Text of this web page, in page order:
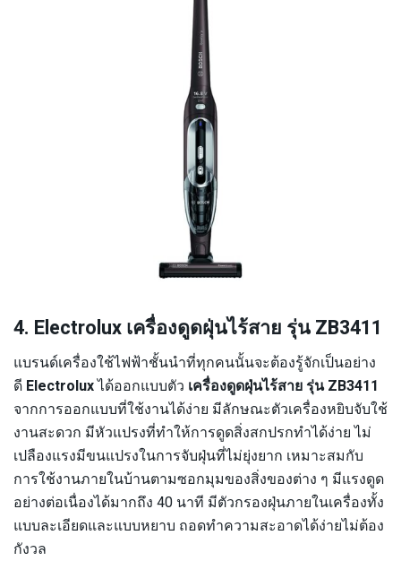
4. Electrolux เครื่องดูดฝุ่นไร้สาย รุ่น ZB3411
แบรนด์เครื่องใช้ไฟฟ้าชั้นนำที่ทุกคนนั้นจะต้องรู้จักเป็นอย่าง
ดี Electroluxได้ออกแบบตัว เครื่องดูดฝุ่นไร้สาย รุ่น ZB3411
จากการออกแบบที่ใช้งานได้ง่าย มีลักษณะตัวเครื่องหยิบจับใช้
งานสะดวก มีหัวแปรงที่ทำให้การดูดสิ่งสกปรกทำได้ง่าย ไม่
เปลืองแรงมีขนแปรงในการจับฝุ่นที่ไม่ยุ่งยาก เหมาะสมกับ
การใช้งานภายในบ้านตามซอกมุมของสิ่งของต่าง ๆ มีแรงดูด
อย่างต่อเนื่องได้มากถึง 40 นาที มีตัวกรองฝุ่นภายในเครื่องทั้ง
แบบละเอียดและแบบหยาบ ถอดทำความสะอาดได้ง่ายไม่ต้อง
กังวล